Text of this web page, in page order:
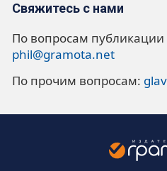
Свяжитесь с нами
По вопросам
phil@gramota.net
По прочим вопросам: